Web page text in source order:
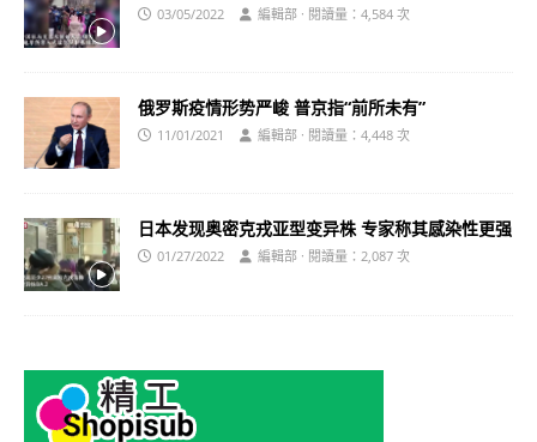
03/05/2022 編輯部 · 閱讀量：4,584 次
俄罗斯疫情形势严峻 普京指“前所未有”
11/01/2021 編輯部 · 閱讀量：4,448 次
日本发现奥密克戎亚型变异株 专家称其感染性更强
01/27/2022 編輯部 · 閱讀量：2,087 次